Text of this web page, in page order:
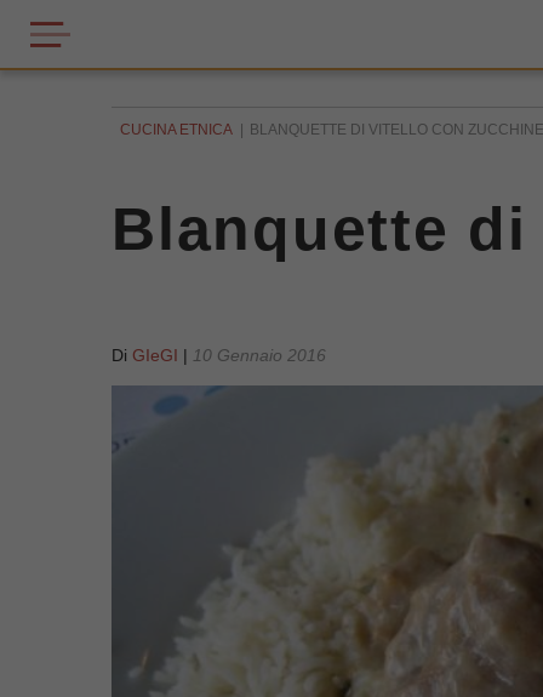
CUCINA ETNICA BLANQUETTE DI VITELLO CON ZUCCHINE
Blanquette
Di GIeGI | 10 Gennaio 2016